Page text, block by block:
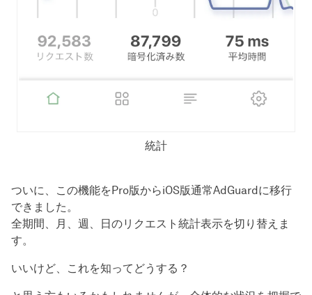
統計
ついに、この機能をPro版からiOS版通常AdGuardに移行
できました。
全期間、月、週、日のリクエスト統計表示を切り替えま
す。
いいけど、これを知ってどうする？